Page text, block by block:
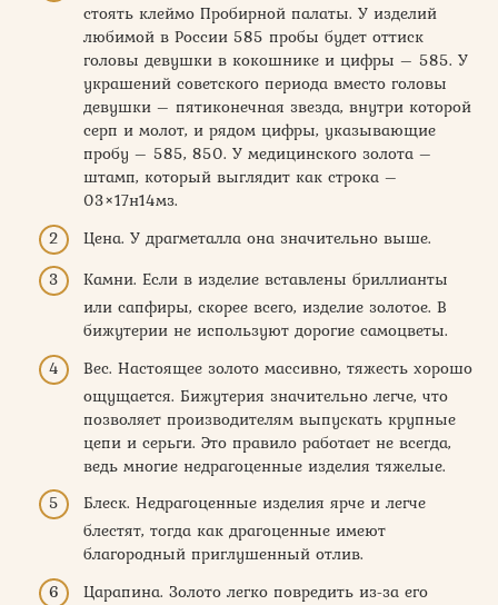
стоять клеймо Пробирной палаты. У изделий
любимой в России 585 пробы будет оттиск
головы девушки в кокошнике и цифры – 585. У
украшений советского периода вместо головы
девушки – пятиконечная звезда, внутри которой
серп и молот, и рядом цифры, указывающие
пробу – 585, 850. У медицинского золота –
штамп, который выглядит как строка –
03×17н14мз.
Цена. У драгметалла она значительно выше.
Камни. Если в изделие вставлены бриллианты
или сапфиры, скорее всего, изделие золотое. В
бижутерии не используют дорогие самоцветы.
Вес. Настоящее золото массивно, тяжесть хорошо
ощущается. Бижутерия значительно легче, что
позволяет производителям выпускать крупные
цепи и серьги. Это правило работает не всегда,
ведь многие недрагоценные изделия тяжелые.
Блеск. Недрагоценные изделия ярче и легче
блестят, тогда как драгоценные имеют
благородный приглушенный отлив.
Царапина. Золото легко повредить из-за его